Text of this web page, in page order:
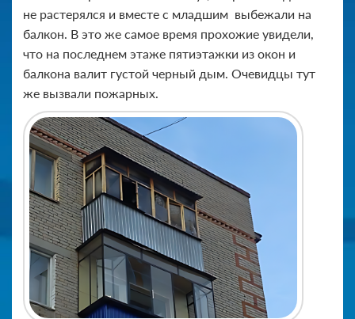
не растерялся и вместе с младшим выбежали на
балкон. В это же самое время прохожие увидели,
что на последнем этаже пятиэтажки из окон и
балкона валит густой черный дым. Очевидцы тут
же вызвали пожарных.